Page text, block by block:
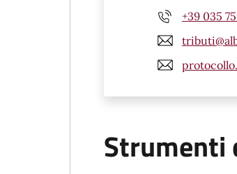
+39 035
Strumenti